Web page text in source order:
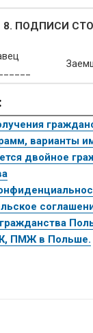
8. ПОДПИСИ
варианты
двойное
ПМЖ в Польше.